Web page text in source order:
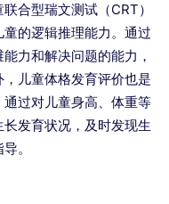
合型瑞文测试（CRT）
的逻辑推理能力。通过
力和解决问题的能力，
儿童体格发育评价也是
过对儿童身高、体重等
发育状况，及时发现生
。